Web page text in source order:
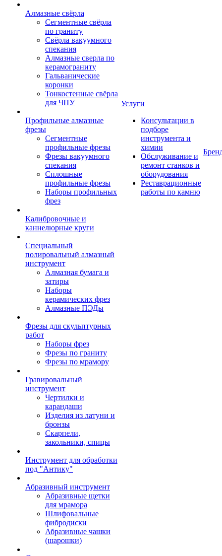
Алмазные свёрла
Сегментные свёрла
по граниту
Свёрла вакуумного
спекания
Алмазные сверла по
керамограниту
Гальванические
коронки
Тонкостенные свёрла
для ЧПУ
Профильные алмазные
фрезы
Сегментные
профильные фрезы
Фрезы вакуумного
спекания
Сплошные
профильные фрезы
Наборы профильных
фрез
Калибровочные и
каннелюрные круги
Специальный
полировальный алмазный
инструмент
Алмазная бумага и
затиры
Наборы
керамических фрез
Алмазные ПЭДы
Фрезы для скульптурных
работ
Наборы фрез
Фрезы по граниту
Фрезы по мрамору
Гравировальный
инструмент
Чертилки и
карандаши
Изделия из латуни и
бронзы
Скарпели,
закольники, спицы
Инструмент для обработки
под "Антику"
Абразивный инструмент
Абразивные щетки
для мрамора
Шлифовальные
фибродиски
Абразивные чашки
(шарошки)
Услуги
Консультации в
подборе
инструмента и
химии
Обслуживание и
ремонт станков и
оборудования
Реставрационные
работы по камню